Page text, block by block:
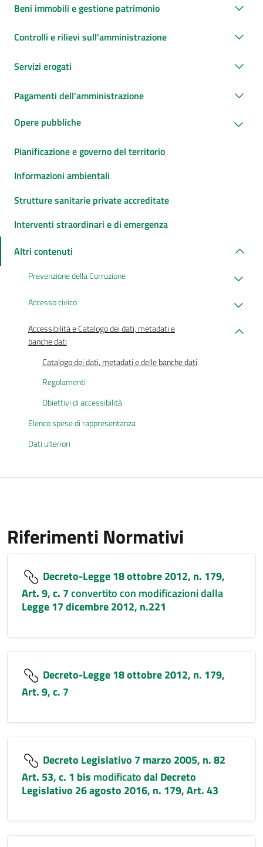
Beni immobili e gestione patrimonio
Controlli e rilievi sull'amministrazione
Servizi erogati
Pagamenti dell'amministrazione
Opere pubbliche
Pianificazione e governo del territorio
Informazioni ambientali
Strutture sanitarie private accreditate
Interventi straordinari e di emergenza
Altri contenuti
Prevenzione della Corruzione
Accesso civico
Accessibilità e Catalogo dei dati, metadati e
banche dati
Catalogo dei dati, metadati e delle banche dati
Regolamenti
Obiettivi di accessibilità
Elenco spese di rappresentanza
Dati ulteriori
Riferimenti Normativi
Decreto-Legge 18 ottobre 2012, n. 179,
Art. 9, c. 7convertito con modificazioni dalla
Legge 17 dicembre 2012, n.221
Decreto-Legge 18 ottobre 2012, n. 179,
Art. 9, c. 7
Decreto Legislativo 7 marzo 2005, n. 82
Art. 53, c. 1 bis modificatodal Decreto
Legislativo 26 agosto 2016, n. 179, Art. 43